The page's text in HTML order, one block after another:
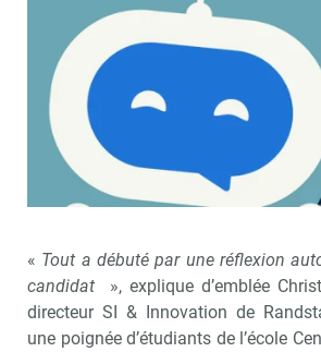
« Tout a débuté par une réflexion
candidat
», explique d’emblée
directeur SI & Innovation de
une poignée d’étudiants de l’école